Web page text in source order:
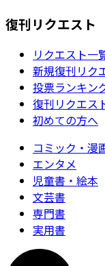
復刊リクエスト
リクエスト一
新規復刊リク
投票ランキン
復刊リクエス
初めての方へ
コミック・漫
エンタメ
児童書・絵本
文芸書
専門書
実用書